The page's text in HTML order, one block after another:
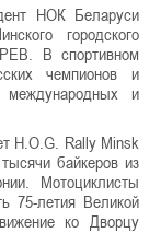
НОК Беларуси
городского
В спортивном
чемпионов и
международных и
H.O.G. Rally Minsk
байкеров из
Мотоциклисты
75-летия Великой
ко Дворцу